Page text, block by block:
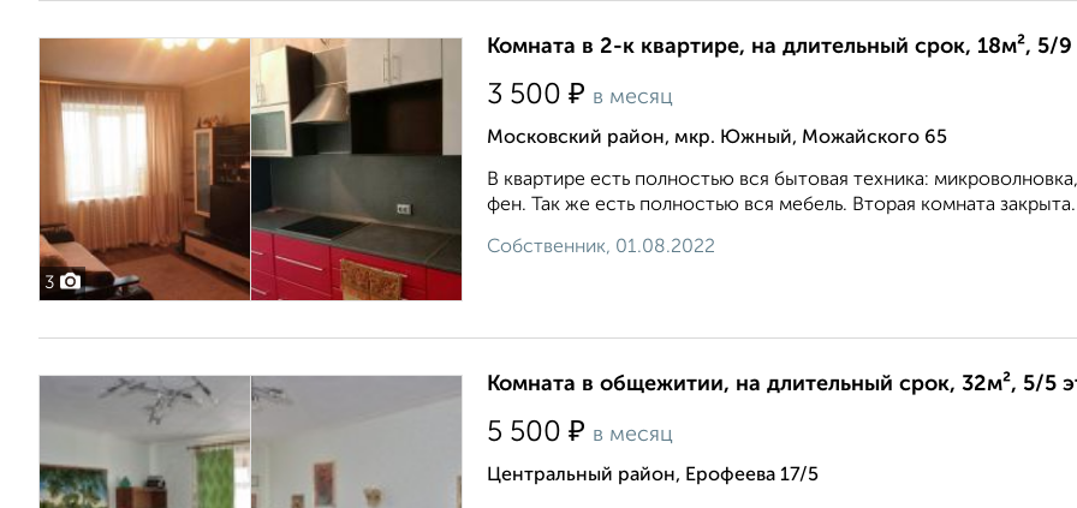
3
Комната в 2-к квартире, на длительный срок, 18м², 5/
3 500 ₽ в месяц
Московский район, мкр. Южный, Можайского 65
В квартире есть полностью вся бытовая техника:
фен. Так же есть полностью вся мебель. Вторая комната закрыта.
Собственник, 01.08.2022
Комната в общежитии, на длительный срок, 32м², 5/5
5 500 ₽ в месяц
Центральный район, Ерофеева 17/5